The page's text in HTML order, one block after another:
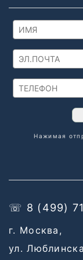
Нажимая
☏ 8 (499)
г. Москва,
ул.